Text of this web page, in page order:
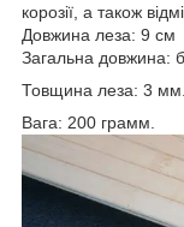
корозії, а також
Довжина леза: 9 см
Загальна довжина:
Товщина леза: 3 мм.
Вага: 200 грамм.